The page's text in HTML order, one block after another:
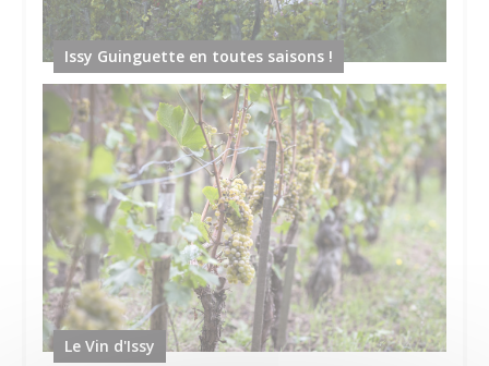
Issy Guinguette en toutes saisons !
Le Vin d'Issy